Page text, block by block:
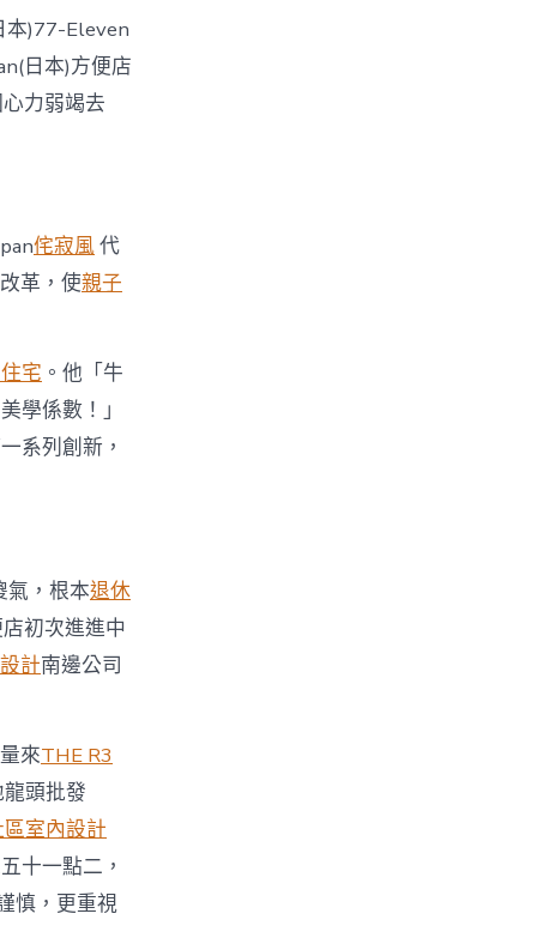
本)77-Eleven
日本)方便店
力弱竭去
侘寂風代
革，使親子
宅 。他「牛
學係數！」
系列創新，
氣，根本退休
初次進進中
計南邊公司
來THE R3
頭批發
室內設計
十一點二，
慎，更重視